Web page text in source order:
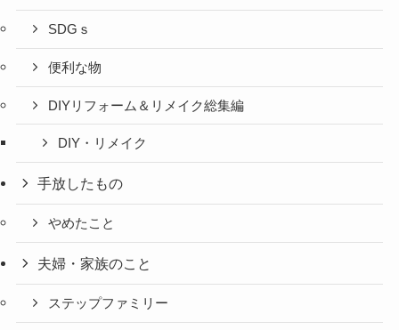
SDGｓ
便利な物
DIYリフォーム＆リメイク総集編
DIY・リメイク
手放したもの
やめたこと
夫婦・家族のこと
ステップファミリー